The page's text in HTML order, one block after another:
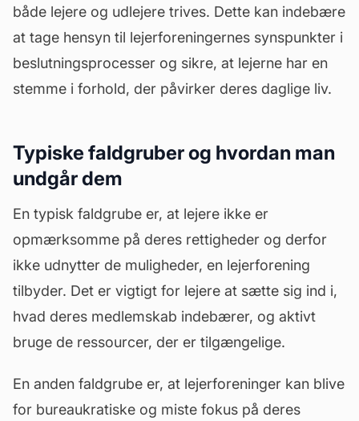
både lejere og udlejere trives. Dette kan indebære
at tage hensyn til lejerforeningernes synspunkter i
beslutningsprocesser og sikre, at lejerne har en
stemme i forhold, der påvirker deres daglige liv.
Typiske faldgruber og hvordan man
undgår dem
En typisk faldgrube er, at lejere ikke er
opmærksomme på deres rettigheder og derfor
ikke udnytter de muligheder, en lejerforening
tilbyder. Det er vigtigt for lejere at sætte sig ind i,
hvad deres medlemskab indebærer, og aktivt
bruge de ressourcer, der er tilgængelige.
En anden faldgrube er, at lejerforeninger kan blive
for bureaukratiske og miste fokus på deres